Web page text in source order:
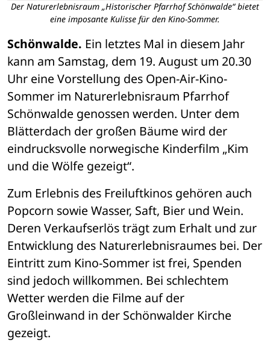
Der Naturerlebnisraum „Historischer Pfarrhof Schönwalde“ bietet
eine imposante Kulisse für den Kino-Sommer.
Schönwalde. Ein letztes Mal in diesem Jahr
kann am Samstag, dem 19. August um 20.30
Uhr eine Vorstellung des Open-Air-Kino-
Sommer im Naturerlebnisraum Pfarrhof
Schönwalde genossen werden. Unter dem
Blätterdach der großen Bäume wird der
eindrucksvolle norwegische Kinderfilm „Kim
und die Wölfe gezeigt“.
Zum Erlebnis des Freiluftkinos gehören auch
Popcorn sowie Wasser, Saft, Bier und Wein.
Deren Verkaufserlös trägt zum Erhalt und zur
Entwicklung des Naturerlebnisraumes bei. Der
Eintritt zum Kino-Sommer ist frei, Spenden
sind jedoch willkommen. Bei schlechtem
Wetter werden die Filme auf der
Großleinwand in der Schönwalder Kirche
gezeigt.